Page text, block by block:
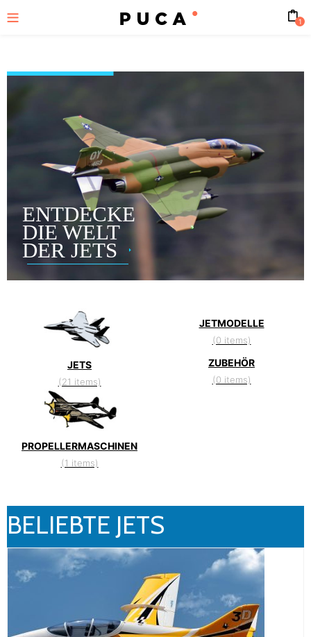
1
ENTDECKE
DIE WELT
DER JETS
JETS
(21 items)
PROPELLERMASCHINEN
(1 items)
JETMODELLE
(0 items)
ZUBEHÖR
(0 items)
BELIEBTE JETS